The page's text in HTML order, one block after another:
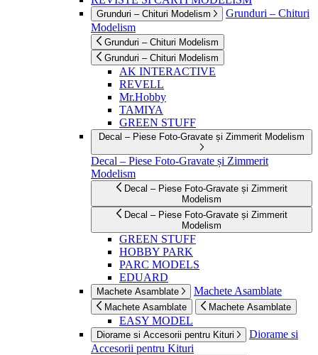
Grunduri – Chituri Modelism
Grunduri – Chituri
Modelism
Grunduri – Chituri Modelism
Grunduri – Chituri Modelism
AK INTERACTIVE
REVELL
Mr.Hobby
TAMIYA
GREEN STUFF
Decal – Piese Foto-Gravate și Zimmerit Modelism
Decal – Piese Foto-Gravate și Zimmerit
Modelism
Decal – Piese Foto-Gravate și Zimmerit
Modelism
Decal – Piese Foto-Gravate și Zimmerit
Modelism
GREEN STUFF
HOBBY PARK
PARC MODELS
EDUARD
Machete Asamblate Machete Asamblate
Machete Asamblate Machete Asamblate
EASY MODEL
Diorame si Accesorii pentru Kituri
Diorame si
Accesorii pentru Kituri